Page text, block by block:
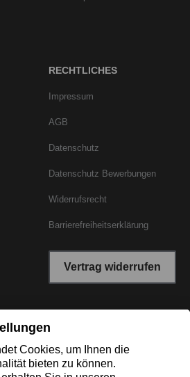
RECHTLICHES
Impressum
AGB
Datenschutz
Datenschutz Bewerbungen
Widerrufsrecht
Barrierefreiheitserklärung
Vertrag widerrufen